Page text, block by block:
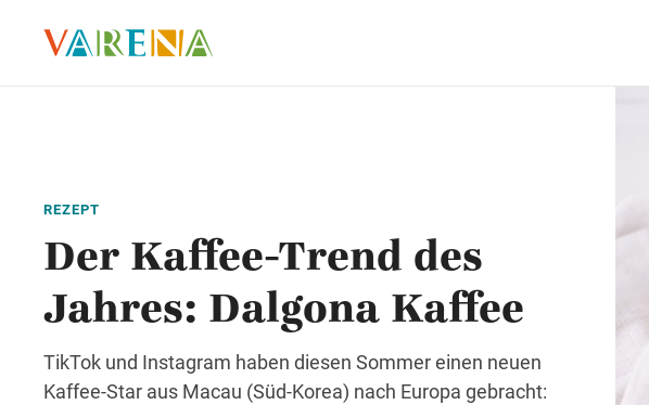
REZEPT
Der Kaffee-Trend des
Jahres: Dalgona Kaffee
TikTok und Instagram haben diesen Sommer einen neuen
Kaffee-Star aus Macau (Süd-Korea) nach Europa gebracht: